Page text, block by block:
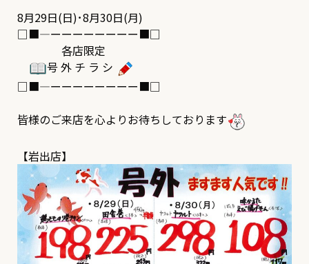
8月29日(日)･8月30日(月)
□■―ーーーーーーーー■□
各店限定
号 外 チ ラ シ
□■―ーーーーーーーー■□
皆様のご来店を心よりお待ちしております
【岩出店】